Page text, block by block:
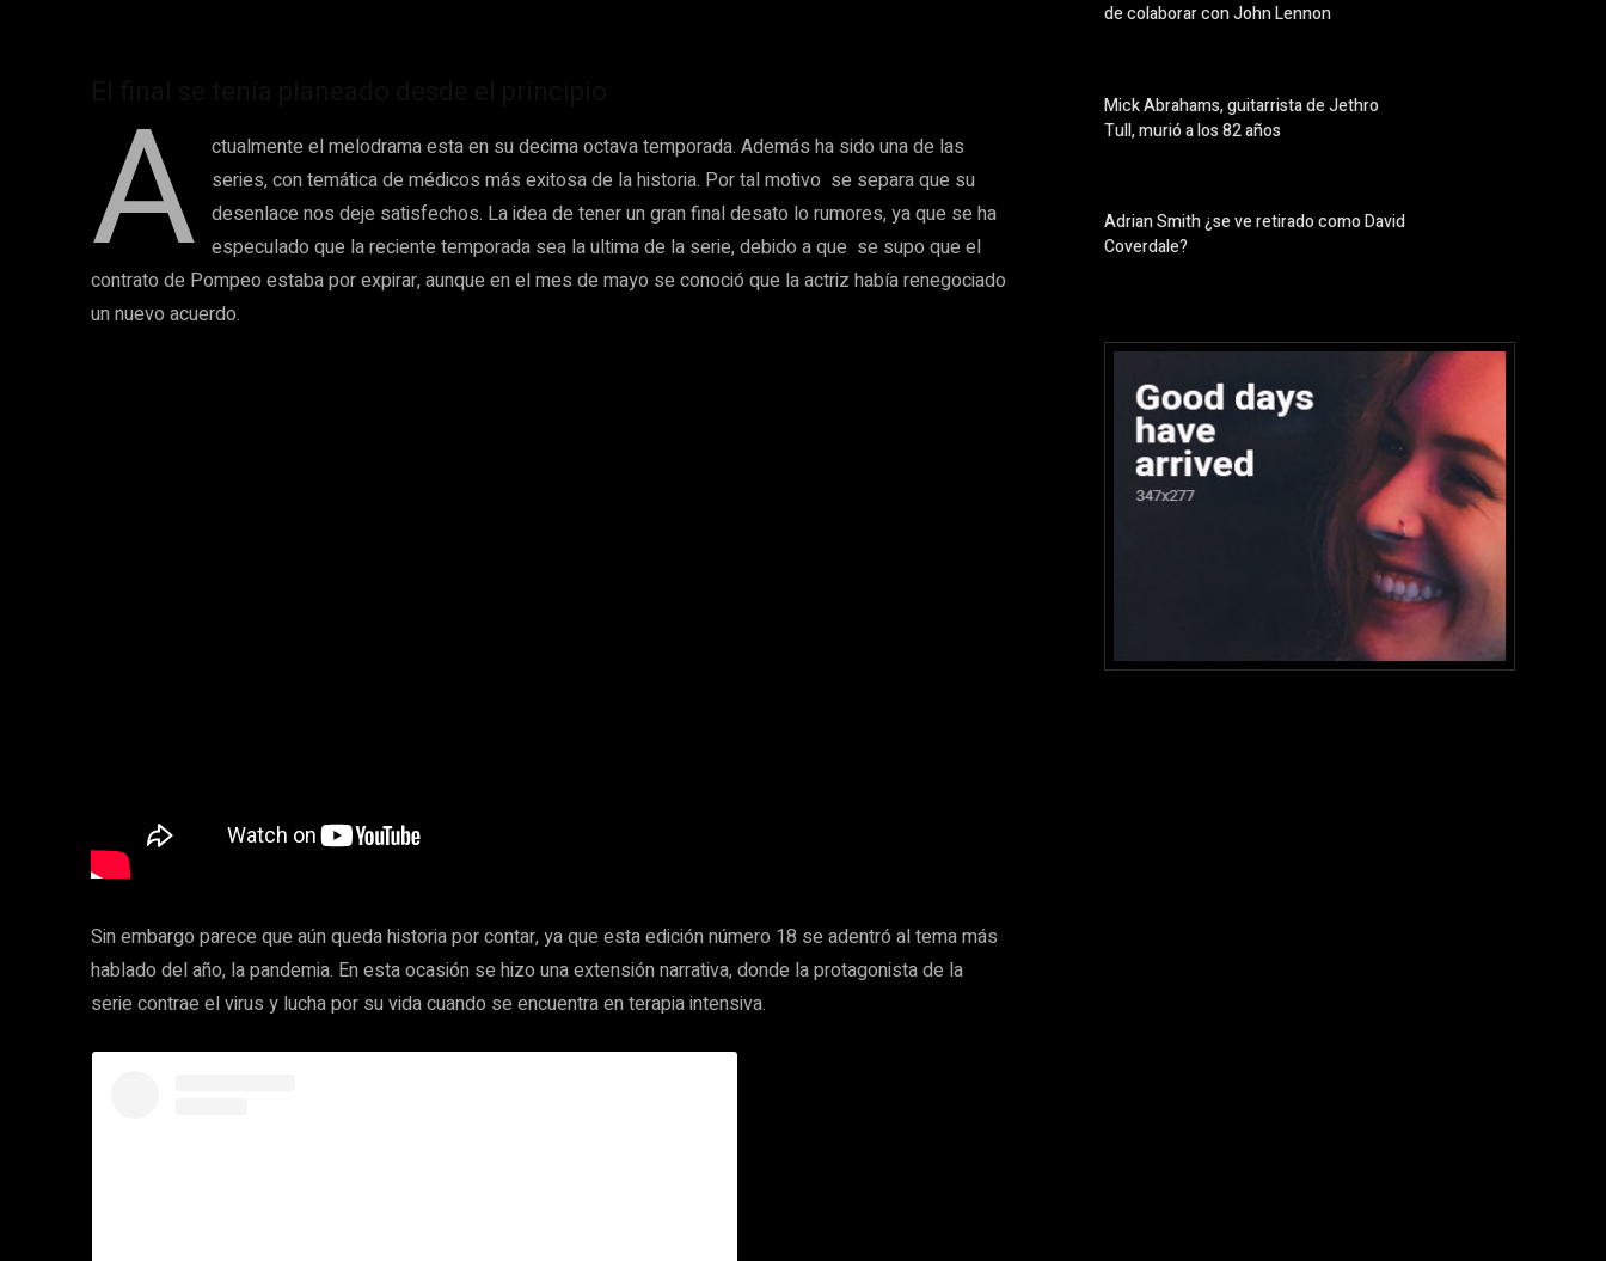
A
ctualmente el melodrama esta en su decima octava temporada. Además ha sido una de las
series, con temática de médicos más exitosa de la historia. Por tal motivo se separa que su
desenlace nos deje satisfechos. La idea de tener un gran final desato lo rumores, ya que se ha
especulado que la reciente temporada sea la ultima de la serie, debido a que se supo que el
contrato de Pompeo estaba por expirar, aunque en el mes de mayo se conoció que la actriz había renegociado
un nuevo acuerdo.
Sin embargo parece que aún queda historia por contar, ya que esta edición número 18 se adentró al tema más
hablado del año, la pandemia. En esta ocasión se hizo una extensión narrativa, donde la protagonista de la
serie contrae el virus y lucha por su vida cuando se encuentra en terapia intensiva.
de colaborar con John Lennon
Mick Abrahams, guitarrista de Jethro
Tull, murió a los 82 años
Adrian Smith ¿se ve retirado como David
Coverdale?